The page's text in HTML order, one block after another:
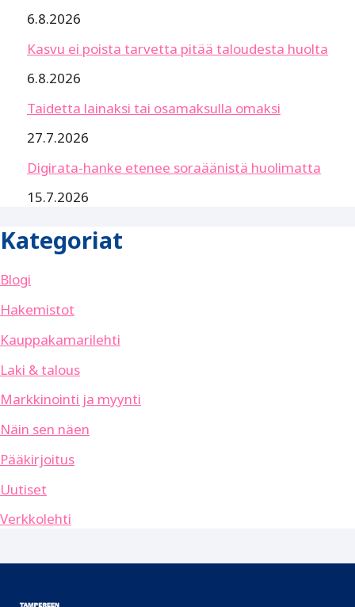
6.8.2026
Kasvu ei poista tarvetta pitää taloudesta huolta
6.8.2026
Taidetta lainaksi tai osamaksulla omaksi
27.7.2026
Digirata-hanke etenee soraäänistä huolimatta
15.7.2026
Kategoriat
Blogi
Hakemistot
Kauppakamarilehti
Laki & talous
Markkinointi ja myynti
Näin sen näen
Pääkirjoitus
Uutiset
Verkkolehti